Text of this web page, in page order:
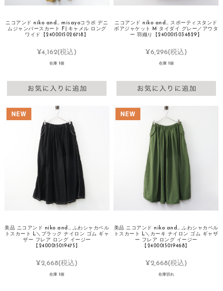
ニコアンド niko and… misayoコラボ デニ
ムジャンパースカート F∥キャメル ロング
ワイド【2400015026718】
¥4,162(税込)
在庫 1個
ニコアンド niko and… スポーティスタンド
ボアジャケット M タイダイ グレー／アウタ
ー 羽織り【2400015034829】
¥6,296(税込)
在庫 1個
美品 ニコアンド niko and… ふわシャカベル
トスカート L＼ブラック ナイロン ゴム ギャ
ザー フレア ロング イージー
【2400015019475】
¥2,668(税込)
在庫 1個
美品 ニコアンド niko and… ふわシャカベル
トスカート L＼カーキ ナイロン ゴム ギャザ
ー フレア ロング イージー
【2400015019468】
¥2,668(税込)
在庫切れ